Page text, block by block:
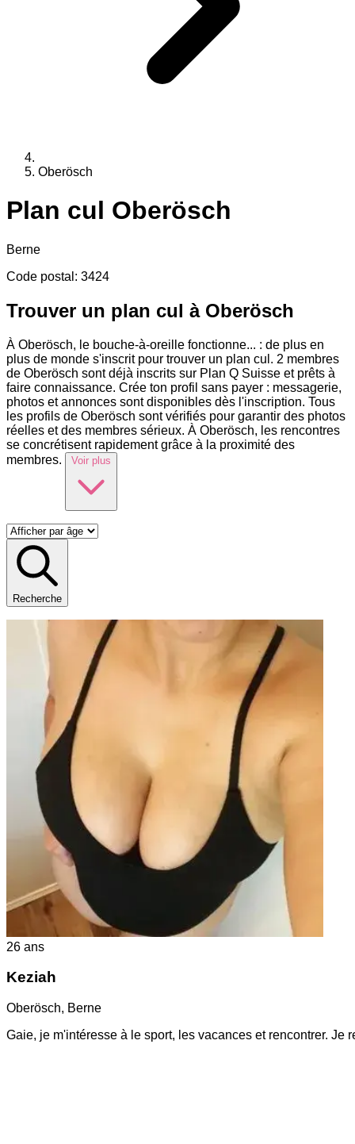
Oberösch
Plan cul Oberösch
Berne
Code postal : 3424
Trouver un plan cul à Oberösch
À Oberösch, le bouche-à-oreille fonctionne... : de plus en
plus de monde s'inscrit pour trouver un plan cul. 2 membres
de Oberösch sont déjà inscrits sur Plan Q Suisse et prêts à
faire connaissance. Crée ton profil sans payer : messagerie,
photos et annonces sont disponibles dès l'inscription. Tous
les profils de Oberösch sont vérifiés pour garantir des photos
réelles et des membres sérieux. À Oberösch, les rencontres
se concrétisent rapidement grâce à la proximité des
membres.
Voir plus
Recherche
26 ans
Keziah
Oberösch, Berne
Gaie, je m'intéresse à le sport, les vacances et rencontrer. Je